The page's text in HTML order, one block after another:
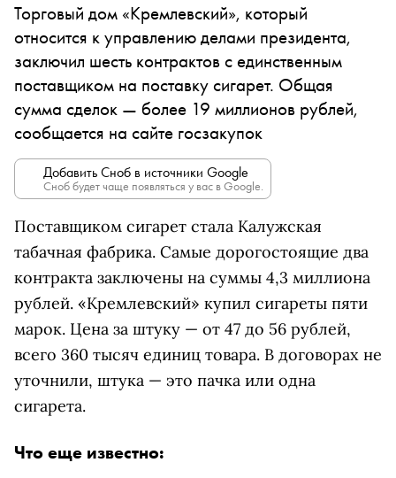
Торговый дом «Кремлевский», который
относится к управлению делами президента,
заключил шесть контрактов с единственным
поставщиком на поставку сигарет. Общая
сумма сделок — более 19 миллионов рублей,
сообщается на сайте госзакупок
Добавить Сноб в источники Google
Сноб будет чаще появляться у вас в Google.
Поставщиком сигарет стала Калужская
табачная фабрика. Самые дорогостоящие два
контракта заключены на суммы 4,3 миллиона
рублей. «Кремлевский» купил сигареты пяти
марок. Цена за штуку — от 47 до 56 рублей,
всего 360 тысяч единиц товара. В договорах не
уточнили, штука — это пачка или одна
сигарета.
Что еще известно: